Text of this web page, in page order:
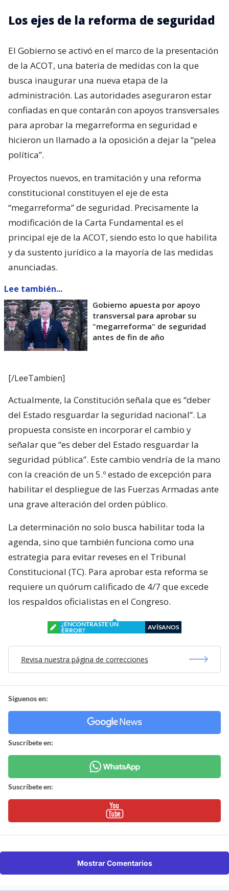
Los ejes de la reforma de seguridad
El Gobierno se activó en el marco de la presentación
de la ACOT, una batería de medidas con la que
busca inaugurar una nueva etapa de la
administración. Las autoridades aseguraron estar
confiadas en que contarán con apoyos transversales
para aprobar la megarreforma en seguridad e
hicieron un llamado a la oposición a dejar la “pelea
política”.
Proyectos nuevos, en tramitación y una reforma
constitucional constituyen el eje de esta
“megarreforma” de seguridad. Precisamente la
modificación de la Carta Fundamental es el
principal eje de la ACOT, siendo esto lo que habilita
y da sustento jurídico a la mayoría de las medidas
anunciadas.
Lee también...
Gobierno apuesta por apoyo
transversal para aprobar su
"megarreforma" de seguridad
antes de fin de año
[/LeeTambien]
Actualmente, la Constitución señala que es “deber
del Estado resguardar la seguridad nacional”. La
propuesta consiste en incorporar el cambio y
señalar que “es deber del Estado resguardar la
seguridad pública”. Este cambio vendría de la mano
con la creación de un 5.º estado de excepción para
habilitar el despliegue de las Fuerzas Armadas ante
una grave alteración del orden público.
La determinación no solo busca habilitar toda la
agenda, sino que también funciona como una
estrategia para evitar reveses en el Tribunal
Constitucional (TC). Para aprobar esta reforma se
requiere un quórum calificado de 4/7 que excede
los respaldos oficialistas en el Congreso.
¿ENCONTRASTE UN
ERROR?
AVÍSANOS
Revisa nuestra página de correcciones
Síguenos en:
Suscríbete en:
Suscríbete en:
Mostrar Comentarios